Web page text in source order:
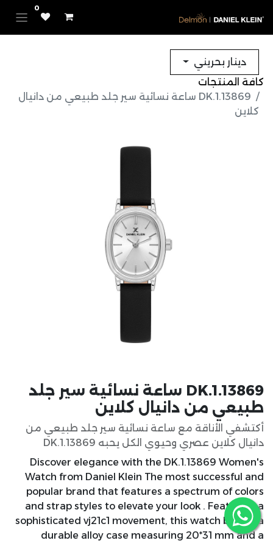
0
دينار بحريني
كافة المنتجات
DK.1.13869 ساعة نسائية سير جلد طبيعي من دانيال
كلاين
DK.1.13869 ساعة نسائية سير جلد
طبيعي من دانيال كلاين
أكتشفي الأناقة مع ساعة نسائية سير جلد طبيعي من
دانيال كلاين عصري وحيوي الكل يحبه DK.1.13869
Discover elegance with the DK.1.13869 Women's
Watch from Daniel Klein The most successful and
popular brand that features a spectrum of colors
and strap styles to elevate your look . Featuring a
sophisticated vj21c1 movement, this watch boasts a
durable alloy case measuring 20*31 mm and a